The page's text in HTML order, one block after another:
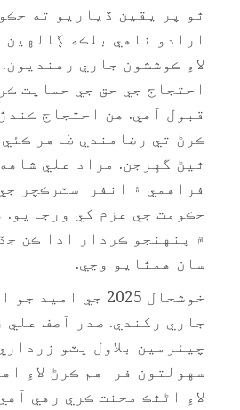
ٿو پر يقين ڏياريو ته
ارادو ناهي بلڪه
لاءِ ڪوششون جاري
احتجاج جي حق جي حمايت
قبول آهي. هن احتجاج
ڪرڻ تي رضامندي ظاهر
ٿيڻ گهرجن. مراد علي
فراهمي ۽ انفراسٽرڪچر
حڪومت جي عزم کي
۾ پنهنجو ڪردار ادا ڪن
سان همٿايو وڃي.
خوشحال 2025
جاري رکندي. صدر آصف
چيئرمين بلاول ڀٽو
سهولتون فراهم ڪرڻ لاءِ
لاءِ اڻٿڪ محنت ڪري رهي